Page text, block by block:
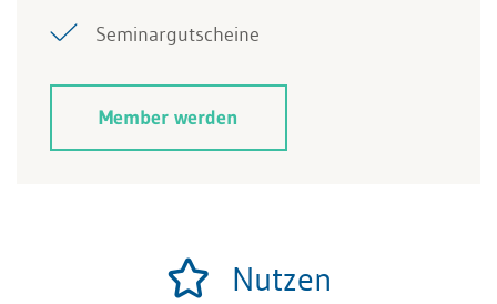
Seminargutscheine
Member werden
Nutzen